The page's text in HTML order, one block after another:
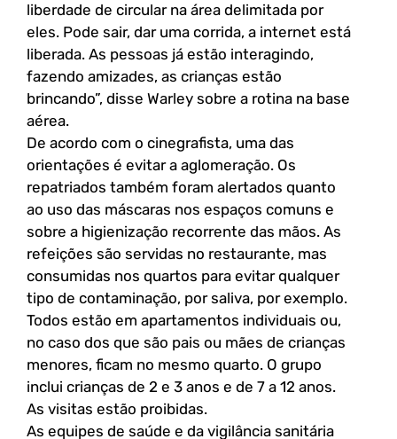
liberdade de circular na área delimitada por
eles. Pode sair, dar uma corrida, a internet está
liberada. As pessoas já estão interagindo,
fazendo amizades, as crianças estão
brincando”, disse Warley sobre a rotina na base
aérea.
De acordo com o cinegrafista, uma das
orientações é evitar a aglomeração. Os
repatriados também foram alertados quanto
ao uso das máscaras nos espaços comuns e
sobre a higienização recorrente das mãos. As
refeições são servidas no restaurante, mas
consumidas nos quartos para evitar qualquer
tipo de contaminação, por saliva, por exemplo.
Todos estão em apartamentos individuais ou,
no caso dos que são pais ou mães de crianças
menores, ficam no mesmo quarto. O grupo
inclui crianças de 2 e 3 anos e de 7 a 12 anos.
As visitas estão proibidas.
As equipes de saúde e da vigilância sanitária